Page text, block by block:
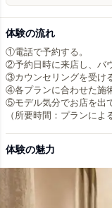
体験の流れ
①電話で予約する。
②予約日時に来店し、バ
③カウンセリングを受ける
④各プランに合わせた施
⑤モデル気分でお店を出
（所要時間：プランによ
体験の魅力